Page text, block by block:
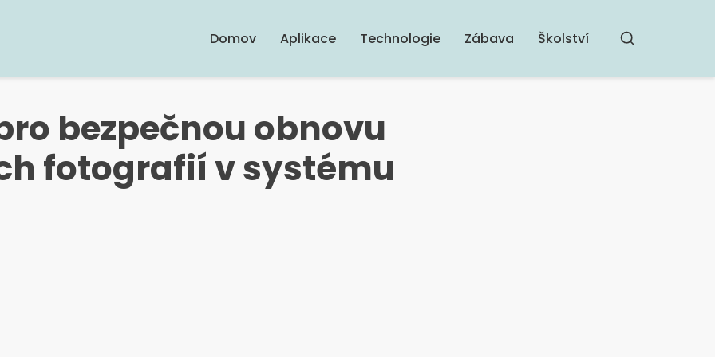
Domov Aplikace Technologie Zábava Školství Hledat
bezpečnou obnovu
fotografií v systému